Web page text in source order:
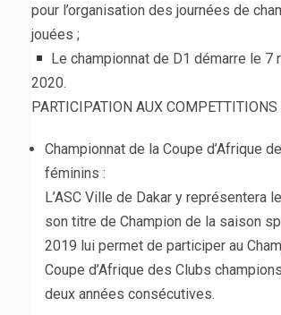
pour l’organisation des journées de
jouées ;
Le championnat de D1 démarre le 7
2020.
PARTICIPATION AUX
Championnat de la Coupe d’Afrique
féminins :
L’ASC Ville de Dakar y représentera
son titre de Champion de la saison
2019 lui permet de participer au
Coupe d’Afrique des Clubs
deux années consécutives.